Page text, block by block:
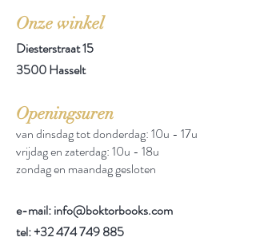
Onze winkel
Diesterstraat 15
3500 Hasselt
Openingsuren
van dinsdag tot donderdag: 10u - 17u
vrijdag en zaterdag: 10u - 18u
zondag en maandag gesloten
e-mail: info@boktorbooks.com
tel:+32 474 749 885